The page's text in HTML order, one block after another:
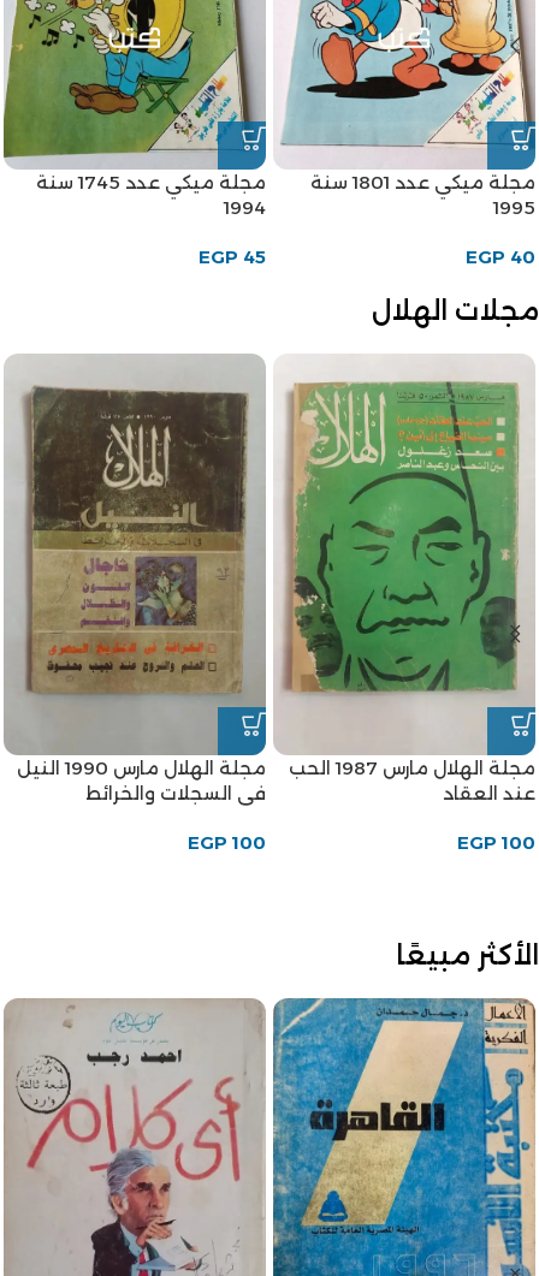
مجلة ميكي عدد 1745 سنة
1994
EGP 45
مجلة ميكي عدد 1771 سنة
1995
EGP40
مجلات الهلال
-10%
-10%
مجلة الهلال سبتمبر 1963
EGP 200
الأكثر مبيعًا